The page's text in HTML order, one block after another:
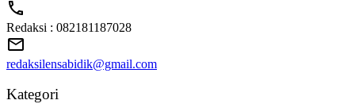
Redaksi : 082181187028
redaksilensabidik@gmail.com
Kategori